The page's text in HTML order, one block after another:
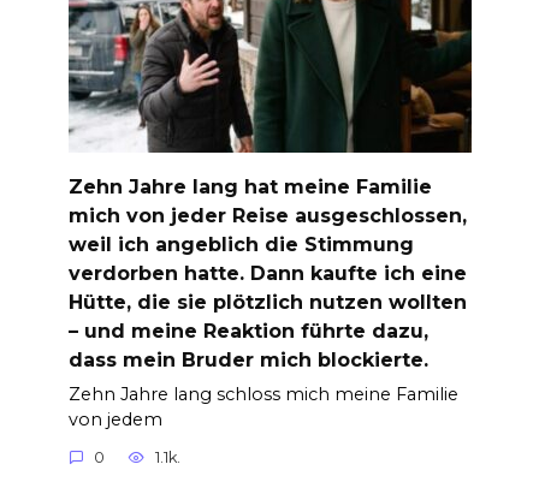
Zehn Jahre lang hat meine Familie
mich von jeder Reise ausgeschlossen,
weil ich angeblich die Stimmung
verdorben hatte. Dann kaufte ich eine
Hütte, die sie plötzlich nutzen wollten
– und meine Reaktion führte dazu,
dass mein Bruder mich blockierte.
Zehn Jahre lang schloss mich meine Familie
von jedem
0 1.1k.